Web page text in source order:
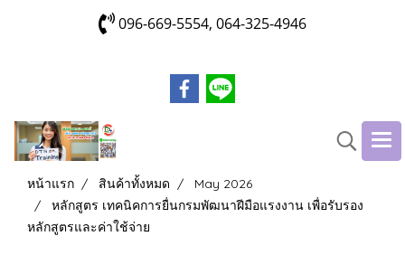
096-669-5554, 064-325-4946
หน้าแรก สินค้าทั้งหมด
May 2026
หลักสูตร เทคนิคการยื่นกรมพัฒนาฝีมือแรงงาน เพื่อรับรอง
หลักสูตรและค่าใช้จ่าย